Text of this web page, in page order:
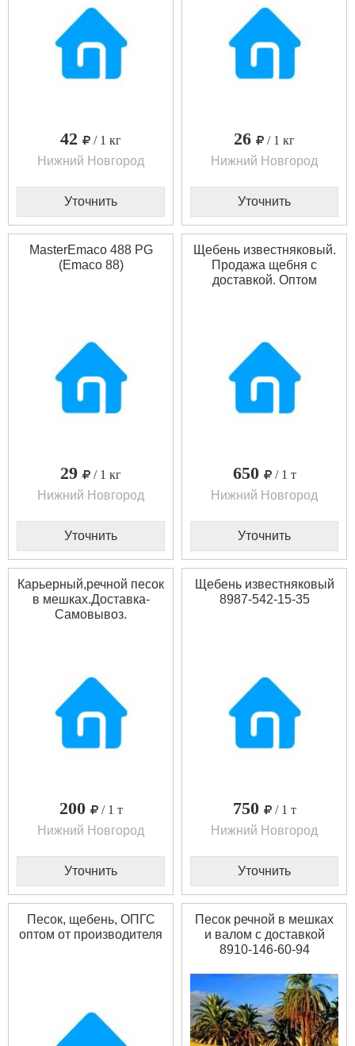
42
/ 1 кг
Нижний Новгород
Уточнить
26
/ 1 кг
Нижний Новгород
Уточнить
MasterEmaco 488 PG
(Emaco 88)
29
/ 1 кг
Нижний Новгород
Уточнить
Щебень известняковый.
Продажа щебня с
доставкой. Оптом
650
/ 1 т
Нижний Новгород
Уточнить
Карьерный,речной песок
в мешках.Доставка-
Самовывоз.
200
/ 1 т
Нижний Новгород
Уточнить
Щебень известняковый
8987-542-15-35
750
/ 1 т
Нижний Новгород
Уточнить
Песок, щебень, ОПГС
оптом от производителя
Песок речной в мешках
и валом с доставкой
8910-146-60-94